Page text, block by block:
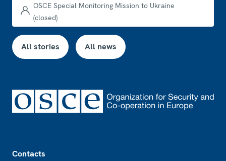
OSCE Special Monitoring Mission to Ukraine
(closed)
All stories All news
Contacts